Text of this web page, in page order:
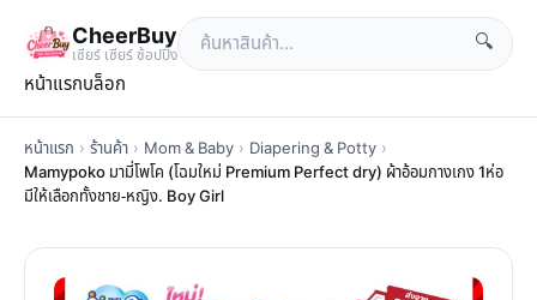
CheerBuy
เซียร์ เซียร์ ช้อปปิ้ง
🔍
หน้าแรกบล็อก
หน้าแรก › ร้านค้า › Mom & Baby › Diapering & Potty ›
Mamypoko มามี่โพโค (โฉมใหม่ Premium Perfect dry) ผ้าอ้อมกางเกง 1ห่อ
มีให้เลือกทั้งชาย-หญิง. Boy Girl